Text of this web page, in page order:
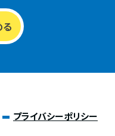
プライバシーポリシー